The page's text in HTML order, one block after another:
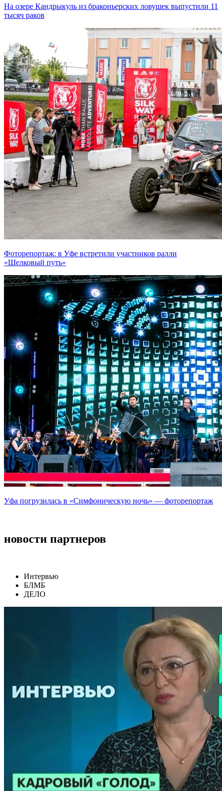
На озере Кандрыкуль из браконьерских ловушек выпустили 11
тысяч раков
Фоторепортаж: в Уфе встретили участников ралли
«Шелковый путь»
Уфа погрузилась в «Симфоническую ночь» — фоторепортаж
новости партнеров
Интервью
БЛМБ
ДЕЛО